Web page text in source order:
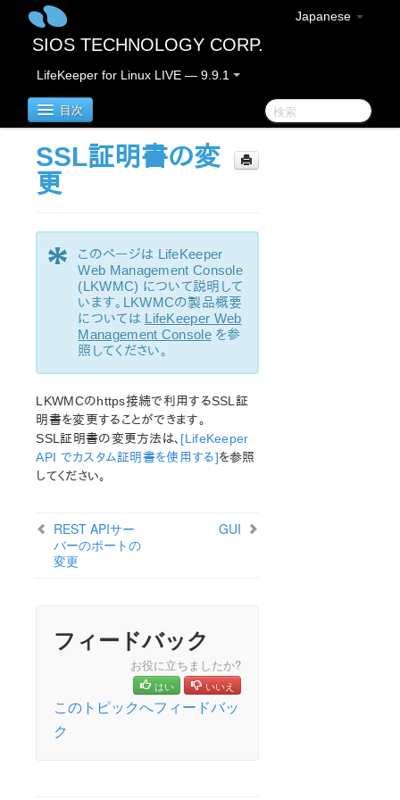
Japanese
SIOS TECHNOLOGY CORP.
LifeKeeper for Linux LIVE — 9.9.1
目次
LifeKeeper for Linux
重要なお知らせ
概要
新機能
バグの修正 / Hotfixes
廃止された機能
LifeKeeperコンポーネント
オープンソースパッケージ
既知の問題
テクニカルノート
LifeKeeper for Linux インストレーションガイド
LifeKeeper ソフトウェアのパッケージ
セットアップスクリプトの操作
LifeKeeper インストールの確認
LifeKeeperのアップデート
LifeKeeper を使用したノードの OS / カーネルのアップデ
ート (OS パッチ適用)
SSL証明書の変
更
*
このページは LifeKeeper
Web Management Console
(LKWMC) について説明して
います。LKWMCの製品概要
については LifeKeeper Web
Management Consoleを参
照してください。
LKWMCのhttps接続で利用するSSL証
明書を変更することができます。
SSL証明書の変更方法は、 [LifeKeeper
API でカスタム証明書を使用する]を参照
してください。
REST APIサー
バーのポートの
変更
GUI
フィードバック
お役に立ちましたか?
はい いいえ
このトピックへフィードバッ
ク